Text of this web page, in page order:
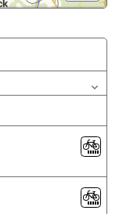
&